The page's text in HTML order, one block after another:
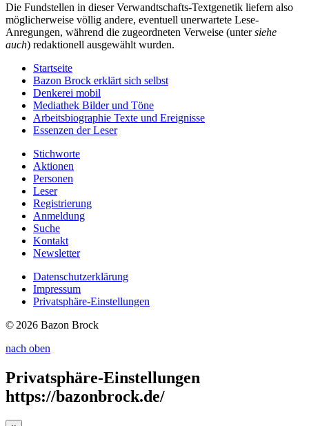
Die Fundstellen in dieser Verwandtschafts-Textgenetik liefern also
möglicherweise völlig andere, eventuell unerwartete Lese-
Anregungen, während die zugeordneten Verweise (untersiehe
auch) redaktionell ausgewählt wurden.
Startseite
Bazon Brock erklärt sich selbst
Denkerei mobil
Mediathek Bilder und Töne
Arbeitsbiographie Texte und Ereignisse
Essenzen der Leser
Stichworte
Aktionen
Personen
Leser
Registrierung
Anmeldung
Suche
Kontakt
Newsletter
Datenschutzerklärung
Impressum
Privatsphäre-Einstellungen
© 2026 Bazon Brock
nach oben
Privatsphäre-Einstellungen
https://bazonbrock.de/